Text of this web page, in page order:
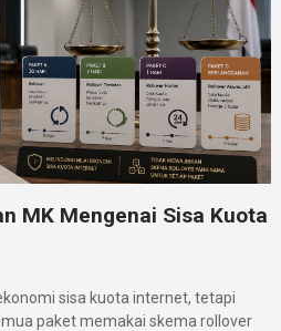
MK Mengenai Sisa Kuota
sisa kuota internet, tetapi
paket memakai skema rollover